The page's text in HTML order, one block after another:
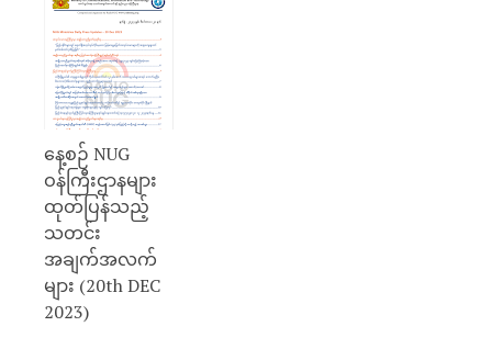
နေ့စဉ် NUG
ဝန်ကြီးဌာနများ
ထုတ်ပြန်သည့်
သတင်း
အချက်အလက်
များ (20th DEC
2023)